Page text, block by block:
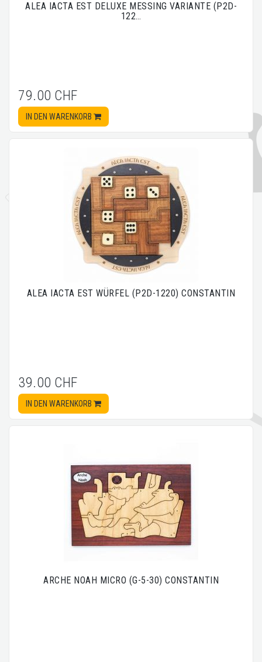
ALEA IACTA EST DELUXE MESSING VARIANTE (P2D-
122…
79.00 CHF
IN DEN WARENKORB
ALEA IACTA EST WÜRFEL (P2D-1220) CONSTANTIN
39.00 CHF
IN DEN WARENKORB
ARCHE NOAH MICRO (G-5-30) CONSTANTIN